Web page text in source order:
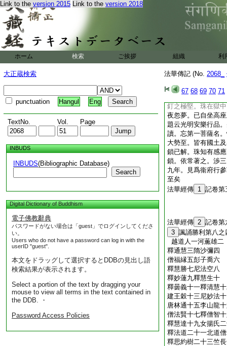
Link to the version 2015 Link to the version 2018
ホーム 検索 ご挨拶 組織 利
大正蔵検索
punctuation Hangul Eng
TextNo. Vol. Page
INBUDS
INBUDS(Bibliographic Database)
Search
Digital Dictionary of Buddhism
電子佛教辭典
パスワードがない場合は「guest」でログインしてくださ
い。
Users who do not have a password can log in with the
userID "guest".
本文をドラッグして選択するとDDBの見出し語
検索結果が表示されます。
Select a portion of the text by dragging your
mouse to view all terms in the text contained in
the DDB. ・
Password Access Policies
法華傳記 (No. 2068_
67 68 69 70 71
也。夢中見像胸前
至市見殺。爾日府
牛絶不肯入。既入
監。更後剋日。因
如夢。此像今尚在
大原王珠二十五
王珠字叔衍大原人
釘之極堅。珠在獄
夜忽夢。已自坐高
題云光明安樂行品
讀。忘第一菩薩名
大勢至。皆有國土
鎖已解。珠知有感
鎖。依常著之。渉
九年。見爲衞府行
至矣
法華經傳 1 記卷第
法華經傳 2 記卷第
3 諷誦勝利第八之
越道人一河薫雄二
釋通慧三隋沙彌四
僧福縁五彭子喬六
釋慧勝七尼法空八
釋妙蓮九釋慧生十
釋曇義十一釋清慧
建王穀十三尼妙法
唐林通十五李山龍
僧法賢十七釋僧智
釋慧達十九女揚氏
釋法道二十一北道
釋思約樹二十三竺